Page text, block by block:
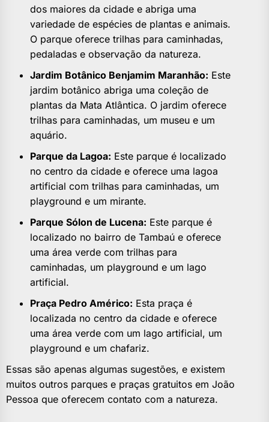
dos maiores da cidade e abriga uma
variedade de espécies de plantas e animais.
O parque oferece trilhas para caminhadas,
pedaladas e observação da natureza.
Jardim Botânico Benjamim Maranhão: Este
jardim botânico abriga uma coleção de
plantas da Mata Atlântica. O jardim oferece
trilhas para caminhadas, um museu e um
aquário.
Parque da Lagoa: Este parque é localizado
no centro da cidade e oferece uma lagoa
artificial com trilhas para caminhadas, um
playground e um mirante.
Parque Sólon de Lucena: Este parque é
localizado no bairro de Tambaú e oferece
uma área verde com trilhas para
caminhadas, um playground e um lago
artificial.
Praça Pedro Américo: Esta praça é
localizada no centro da cidade e oferece
uma área verde com um lago artificial, um
playground e um chafariz.
Essas são apenas algumas sugestões, e existem
muitos outros parques e praças gratuitos em João
Pessoa que oferecem contato com a natureza.